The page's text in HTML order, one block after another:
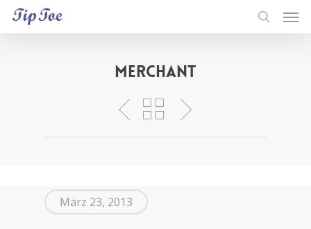
Merchant
März 23, 2013